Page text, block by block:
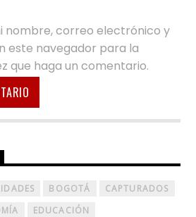
nombre, correo electrónico y
este navegador para la
que haga un comentario.
BOGOTÁ
CAPTURADOS
EDUCACIÓN